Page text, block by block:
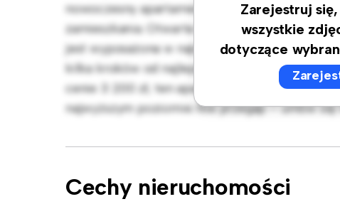
Zarejestruj
wszystkie
dotyczące
nowoczesny apartament z 2 sypialniami
zamieszkania. Otwarta koncepcja układu
jest wyposażona w najwyższej jakości sprzęt.
kilka kroków od najlepszych restauracji,
cenie 3 200 zł, ten apartament to wspaniała
najwyższym poziomie. Nie przegap – umów
Cechy nieruchomości